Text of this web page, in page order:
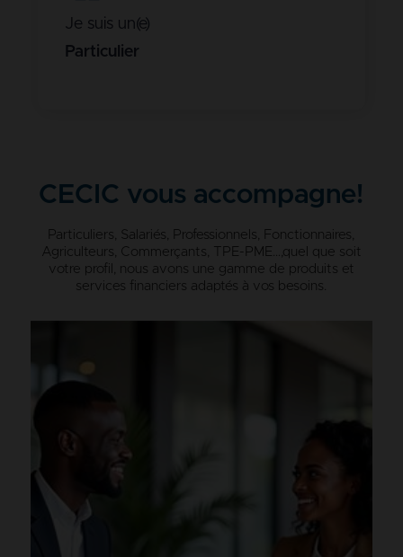
Je suis un(e)
Particulier
CECIC vous accompagne!
Particuliers, Salariés, Professionnels, Fonctionnaires,
Agriculteurs, Commerçants, TPE-PME…, quel que soit
votre profil, nous avons une gamme de produits et
services financiers adaptés à vos besoins.